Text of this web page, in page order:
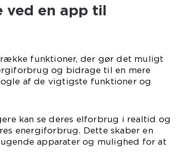
ved en app til
funktioner, der gør det muligt
og bidrage til en mere
af de vigtigste funktioner og
kan se deres elforbrug i realtid og
energiforbrug. Dette skaber en
apparater og mulighed for at